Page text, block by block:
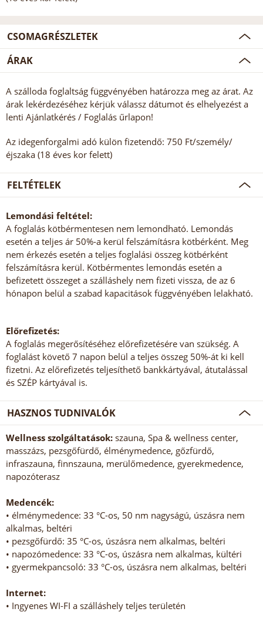
CSOMAGRÉSZLETEK
ÁRAK
A szálloda foglaltság függvényében határozza meg az árat. Az
árak lekérdezéséhez kérjük válassz dátumot és elhelyezést a
lenti Ajánlatkérés / Foglalás űrlapon!
Az idegenforgalmi adó külön fizetendő: 750 Ft/személy/
éjszaka (18 éves kor felett)
FELTÉTELEK
Lemondási feltétel:
A foglalás kötbérmentesen nem lemondható. Lemondás
esetén a teljes ár 50%-a kerül felszámításra kötbérként. Meg
nem érkezés esetén a teljes foglalási összeg kötbérként
felszámításra kerül. Kötbérmentes lemondás esetén a
befizetett összeget a szálláshely nem fizeti vissza, de az 6
hónapon belül a szabad kapacitások függvényében lelakható.
Előrefizetés:
A foglalás megerősítéséhez előrefizetésére van szükség. A
foglalást követő 7 napon belül a teljes összeg 50%-át ki kell
fizetni. Az előrefizetés teljesíthető bankkártyával, átutalással
és SZÉP kártyával is.
HASZNOS TUDNIVALÓK
Wellness szolgáltatások: szauna, Spa & wellness center,
masszázs, pezsgőfürdő, élménymedence, gőzfürdő,
infraszauna, finnszauna, merülőmedence, gyerekmedence,
napozóterasz
Medencék:
• élménymedence: 33 °C-os, 50 nm nagyságú, úszásra nem
alkalmas, beltéri
• pezsgőfürdő: 35 °C-os, úszásra nem alkalmas, beltéri
• napozómedence: 33 °C-os, úszásra nem alkalmas, kültéri
• gyermekpancsoló: 33 °C-os, úszásra nem alkalmas, beltéri
Internet:
• Ingyenes WI-FI a szálláshely teljes területén